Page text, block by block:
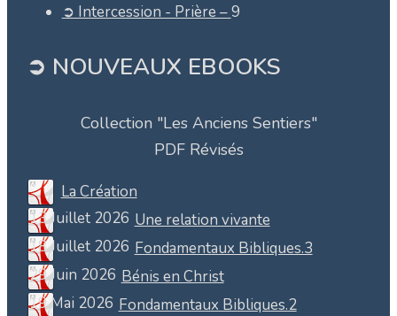
➲ Intercession - Prière –9
➲ NOUVEAUX EBOOKS
Collection "Les Anciens Sentiers"
PDF Révisés
La Création
13 Juillet 2026 Une relation vivante
18 Juillet 2026 Fondamentaux Bibliques.3
29 Juin 2026 Bénis en Christ
19 Mai 2026 Fondamentaux Bibliques.2